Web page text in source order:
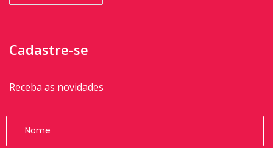
Cadastre-se
Receba as novidades